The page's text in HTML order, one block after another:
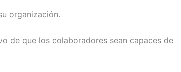
organización.
de que los colaboradores sean capaces de